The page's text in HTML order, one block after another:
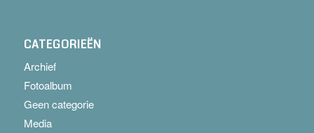
CATEGORIEËN
Archief
Fotoalbum
Geen categorie
Media